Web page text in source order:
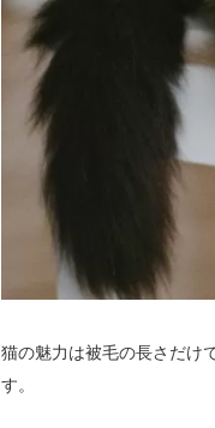
猫の魅力は被毛の長さだけ
す。